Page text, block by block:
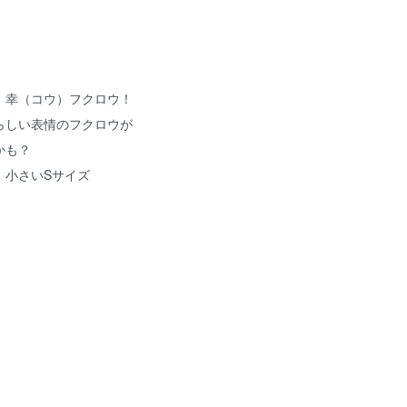
（コウ）フクロウ！
しい表情のフクロウが
？
小さいSサイズ